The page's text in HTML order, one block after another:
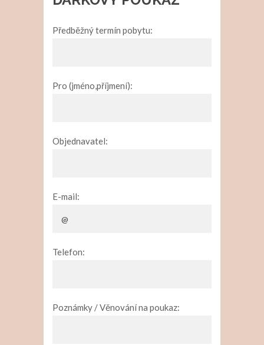
Předběžný termín pobytu:
Pro (jméno,příjmení):
Objednavatel:
E-mail:
Telefon:
Poznámky / Věnování na poukaz: